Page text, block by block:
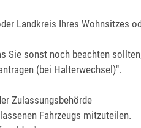
Landkreis Ihres Wohnsitzes
Sie sonst noch beachten
(bei Halterwechsel)".
Zulassungsbehörde
Fahrzeugs mitzuteilen.